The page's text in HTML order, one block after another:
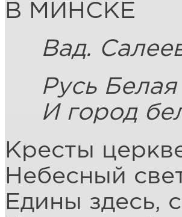
В МИНСКЕ
Вад.
Русь
И город
Кресты
Небесный
Едины здесь,